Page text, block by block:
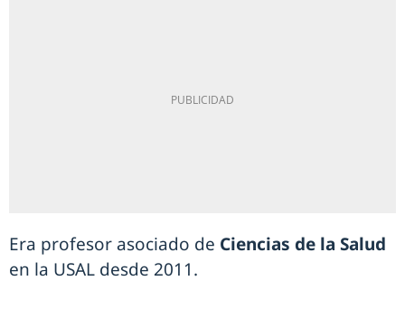
Era profesor asociado de Ciencias de la Salud
en la USAL desde 2011.